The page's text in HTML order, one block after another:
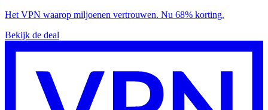
Het VPN waarop miljoenen vertrouwen. Nu 68% korting.
Bekijk de deal